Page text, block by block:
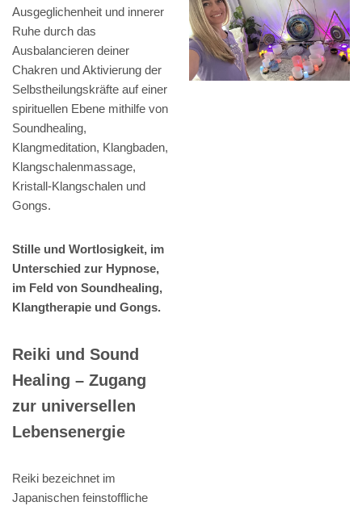
Ausgeglichenheit und innerer
Ruhe durch das
Ausbalancieren deiner
Chakren und Aktivierung der
Selbstheilungskräfte auf einer
spirituellen Ebene mithilfe von
Soundhealing,
Klangmeditation, Klangbaden,
Klangschalenmassage,
Kristall-Klangschalen und
Gongs.
Stille und Wortlosigkeit, im
Unterschied zur Hypnose,
im Feld von Soundhealing,
Klangtherapie und Gongs.
Reiki und Sound
Healing – Zugang
zur universellen
Lebensenergie
Reiki bezeichnet im
Japanischen feinstoffliche